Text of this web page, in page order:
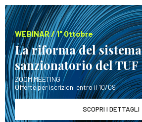
WEBINAR / 1° Ottobre
La riforma del sistema
sanzionatorio del TUF
ZOOM MEETING
Offerte per iscrizioni entro il 10/09
SCOPRI I DETTAGLI